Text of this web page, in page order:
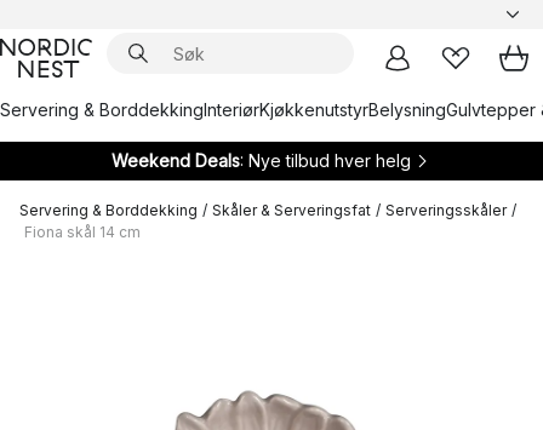
Servering & BorddekkingInteriørKjøkkenutstyrBelysningGulvtepper
Weekend Deals: Nye tilbud hver helg
Servering & Borddekking / Skåler & Serveringsfat / Serveringsskåler /
Fiona skål 14 cm